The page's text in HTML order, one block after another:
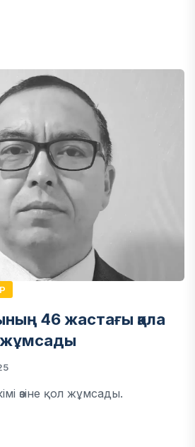
46 жастағы қала
жұмсады
өзіне қол жұмсады.